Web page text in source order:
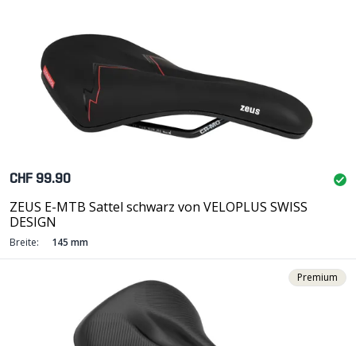
CHF 99.90
ZEUS E-MTB Sattel schwarz von VELOPLUS SWISS
DESIGN
Breite: 145 mm
Premium